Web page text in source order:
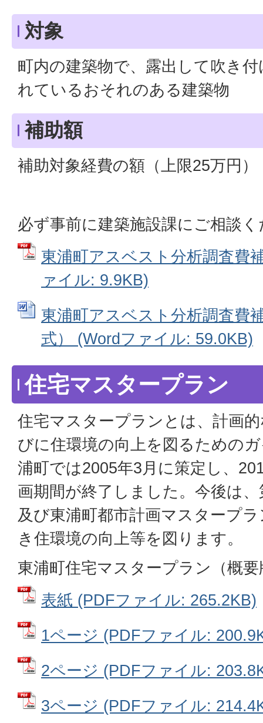
対象
町内の建築物で、露出して吹き
れているおそれのある建築物
補助額
補助対象経費の額（上限25万円）
必ず事前に建築施設課にご相談
東浦町アスベスト分析調査費
ァイル: 9.9KB)
東浦町アスベスト分析調査費
式） (Wordファイル: 59.0KB)
住宅マスタープラン
住宅マスタープランとは、計画
びに住環境の向上を図るための
浦町では2005年3月に策定し、
画期間が終了しました。今後は
及び東浦町都市計画マスタープ
き住環境の向上等を図ります。
東浦町住宅マスタープラン（概
表紙 (PDFファイル: 265.2KB)
1ページ (PDFファイル:
2ページ (PDFファイル:
3ページ (PDFファイル: